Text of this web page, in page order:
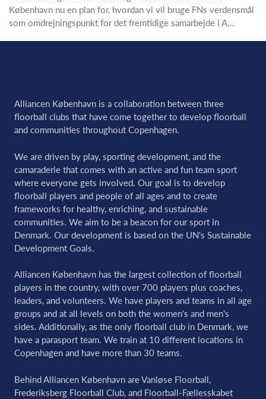
København nu en plan for, hvordan vi vil bruge FNs verdensmål
som omdrejningspunkt for det fremtidige samarbejde i A...
Alliancen København is a collaboration between three
floorball clubs that have come together to develop floorball
and communities throughout Copenhagen.
We are driven by play, sporting development, and the
camaraderie that comes with an active and fun team sport
where everyone gets involved. Our goal is to develop
floorball players and people of all ages and to create
frameworks for healthy, enriching, and sustainable
communities. We aim to be a beacon for our sport in
Denmark. Our development is based on the UN's Sustainable
Development Goals.
Alliancen København has the largest collection of floorball
players in the country, with over 700 players plus coaches,
leaders, and volunteers. We have players and teams in all age
groups and at all levels on both the women's and men's
sides. Additionally, as the only floorball club in Denmark, we
have a parasport team. We train at 10 different locations in
Copenhagen and have more than 30 teams.
Behind Alliancen København are Vanløse Floorball,
Frederiksberg Floorball Club, and Floorball-Fællesskabet